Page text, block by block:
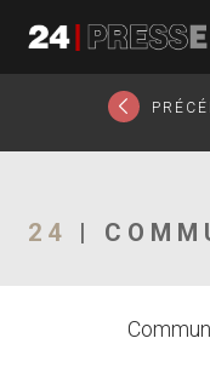
24Presse -
Communiqués de
24 |